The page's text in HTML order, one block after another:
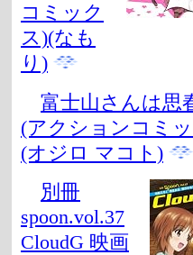
コミック
ス)(なも
り)
富士山さんは思
(アクションコミ
(オジロ マコト)
別冊
spoon.vol.37
CloudG 映画